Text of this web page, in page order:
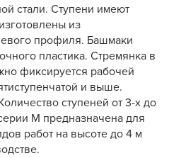
стали. Ступени имеют
из
профиля. Башмаки
пластика. Стремянка в
фиксируется рабочей
и выше.
ступеней от 3-х до
М предназначена для
работ на высоте до 4 м